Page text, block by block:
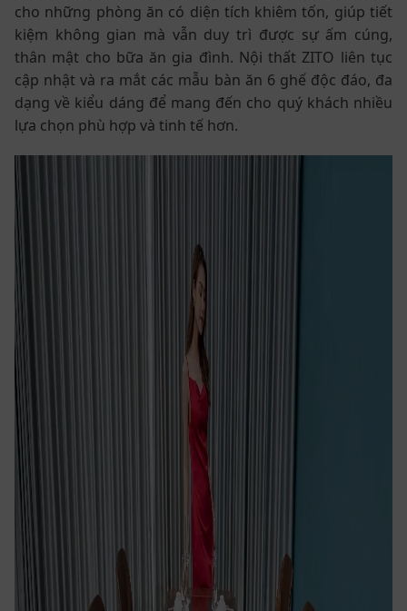
cho những phòng ăn có diện tích khiêm tốn, giúp tiết
kiệm không gian mà vẫn duy trì được sự ấm cúng,
thân mật cho bữa ăn gia đình. Nội thất ZITO liên tục
cập nhật và ra mắt các mẫu bàn ăn 6 ghế độc đáo, đa
dạng về kiểu dáng để mang đến cho quý khách nhiều
lựa chọn phù hợp và tinh tế hơn.